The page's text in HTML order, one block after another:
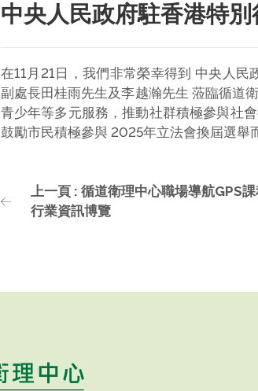
中央人民政府駐香港特
在11月21日，我們非常榮幸得到 中央人
副處長田桂雨先生及李越瀚先生 蒞臨循道
青少年等多元服務，推動社群積極參與社
鼓勵市民積極參與 2025年立法會換屆選舉
上一頁 : 循道衛理中心職場導航GPS
行業資訊博覽